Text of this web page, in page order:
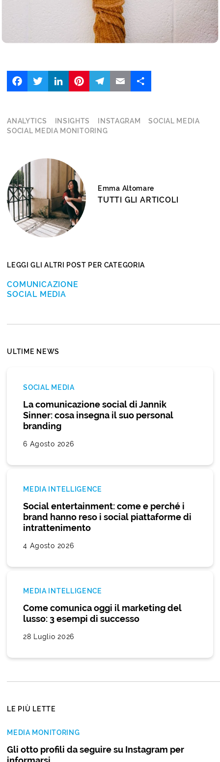
FacebookTwitter LinkedIn
ANALYTICS INSIGHTS INSTAGRAM
SOCIAL MEDIA
SOCIAL MEDIA MONITORING
Emma Altomare
TUTTI GLI ARTICOLI
LEGGI GLI ALTRI POST PER CATEGORIA
COMUNICAZIONE
SOCIAL MEDIA
ULTIME NEWS
SOCIAL MEDIA
La comunicazione social di Jannik
Sinner: cosa insegna il suo personal
branding
6 Agosto 2026
MEDIA INTELLIGENCE
Social entertainment: come e perché i
brand hanno reso i social piattaforme di
intrattenimento
4 Agosto 2026
MEDIA INTELLIGENCE
Come comunica oggi il marketing del
lusso: 3 esempi di successo
28 Luglio 2026
LE PIÙ LETTE
MEDIA MONITORING
Gli otto profili da seguire su Instagram per